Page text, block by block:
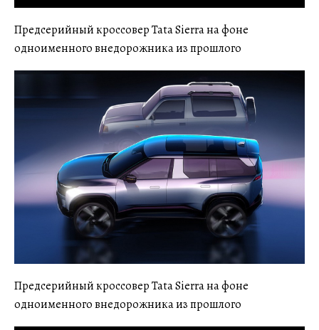
Предсерийный кроссовер Tata Sierra на фоне
одноименного внедорожника из прошлого
Предсерийный кроссовер Tata Sierra на фоне
одноименного внедорожника из прошлого